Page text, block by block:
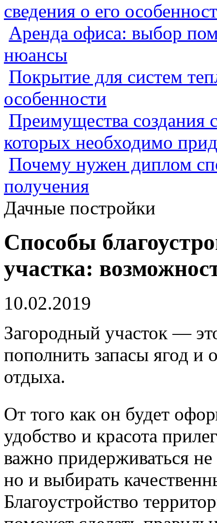
сведения о его
Аренда офиса: выбор
нюансы
Покрытие для систем
особенности
Преимущества создания
которых необходимо
Почему нужен диплом
получения
Дачные постройки
Способы
участка:
10.02.2019
Загородный участок —
пополнить запасы ягод и
отдыха.
От того как он будет
удобство и красота
важно придерживаться не
но и выбирать
Благоустройство